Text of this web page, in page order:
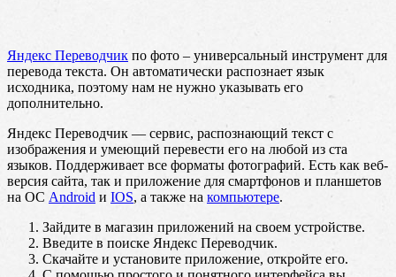
Яндекс Переводчик по фото – универсальный инструмент для
перевода текста. Он автоматически распознает язык
исходника, поэтому нам не нужно указывать его
дополнительно.
Яндекс Переводчик — сервис, распознающий текст с
изображения и умеющий перевести его на любой из ста
языков. Поддерживает все форматы фотографий. Есть как веб-
версия сайта, так и приложение для смартфонов и планшетов
на ОС Android и IOS, а также на компьютере.
Зайдите в магазин приложений на своем устройстве.
Введите в поиске Яндекс Переводчик.
Скачайте и установите приложение, откройте его.